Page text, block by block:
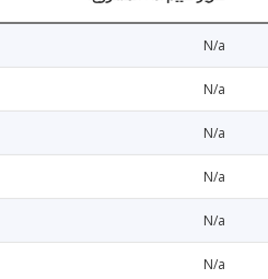
N/a
N/a
N/a
N/a
N/a
N/a